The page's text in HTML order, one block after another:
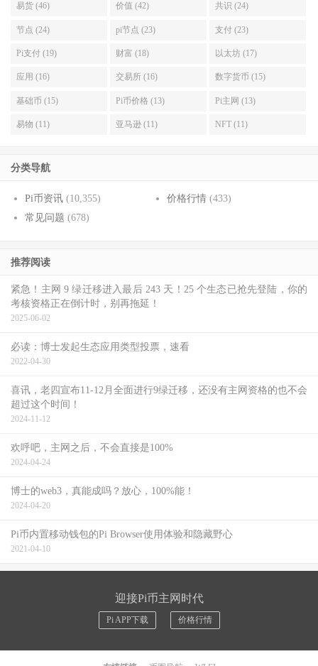
易货 (46) 价值 (42) 共识 (24)
节点 (24) pi节点 (23) 支付 (23)
Pi支付 (19) 财富 (18) 以太坊 (17)
应用 (16) 交易所 (16) 数字货币 (15)
基础币 (15) Pi币价格 (13) Pi主网 (13)
易物 (11) 亚马逊 (11) NFT (11)
分类导航
Pi币资讯 (10,355) 价格行情(433)
常见问题 (678)
推荐阅读
紧急！主网 9 绿迁移进入最后 243 天！25 个生态已抢先登陆，你的
考核资格正在倒计时，别再拖延！
2025-06-02
必读：博士发起生态应用类型投票，速看
2022-04-30
喜讯，老四宣布11-12月全面进行9绿迁移，还没有主网资格的也不会
超过这个时间！
2024-11-12
欢呼吧，主网之后，不会直接是100%
2024-04-24
博士的web3，真能成吗？放心，100%能！
2024-04-20
Pi币内置移动钱包的Pi Browser使用体验和隐藏野心
2021-04-10
迎接Pi币主网时代
Pi APP下载 价格行情